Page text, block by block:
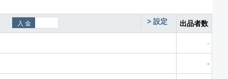
> 設定 出品者数
-
-